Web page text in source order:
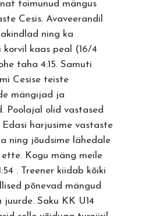
toimunud mängus
Cesis. Avaveerandil
ning ka
korvil kaas peal (16/4
taha 4:15. Samuti
Cesise teiste
mängijad ja
Poolajal olid vastased
Edasi harjusime vastaste
ning jõudsime lähedale
Kogu mäng meile
. Treener kiidab kõiki
põnevad mängud
Saku KK U14